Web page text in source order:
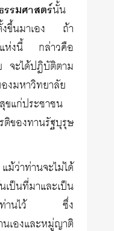
รมศาสตร์นั้น
งขึ้นมาเอง ถ้า
ห่งนี้ กล่าวคือ
จะได้ปฏิบัติตาม
งมหาวิทยาลัย
ขแก่ประชาชน
ของทานรัฐบุรุษ
ว่าท่านจะไม่ได้
นที่มาและเป็น
องท่านไว้ ซึ่ง
เองและหมู่ญาติ